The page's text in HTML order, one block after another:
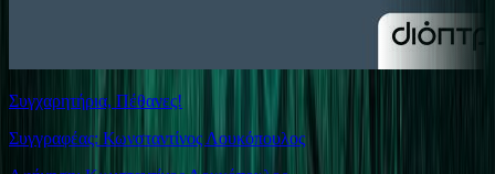
Συγχαρητήρια, Πέθανες!
Συγγραφέας: Κωνσταντίνος Λουκόπουλος